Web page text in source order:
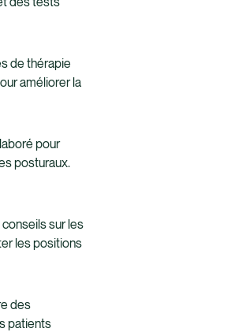
des tests
de thérapie
améliorer la
pour
posturaux.
sur les
les positions
des
patients